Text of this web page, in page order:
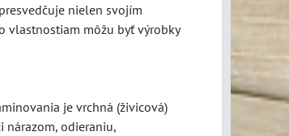
nielen svojím
vlastnostiam môžu byť výrobky
je vrchná (živicová)
nárazom, odieraniu,